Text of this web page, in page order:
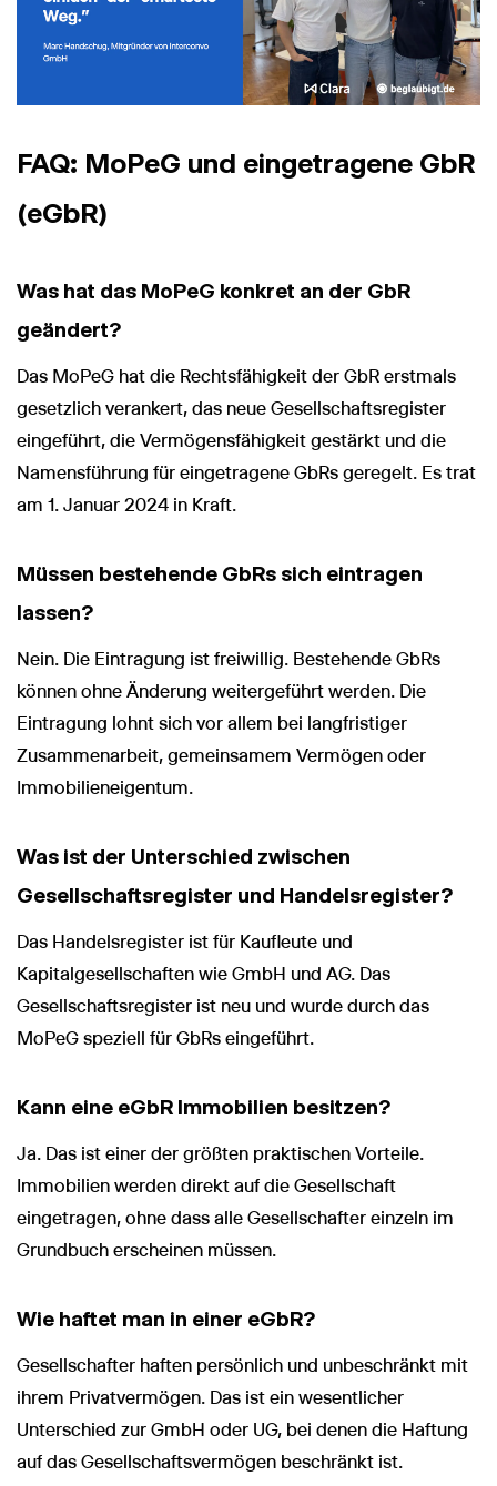
FAQ: MoPeG und eingetragene GbR
(eGbR)
Was hat das MoPeG konkret an der GbR
geändert?
Das MoPeG hat die Rechtsfähigkeit der GbR erstmals
gesetzlich verankert, das neue Gesellschaftsregister
eingeführt, die Vermögensfähigkeit gestärkt und die
Namensführung für eingetragene GbRs geregelt. Es trat
am 1. Januar 2024 in Kraft.
Müssen bestehende GbRs sich eintragen
lassen?
Nein. Die Eintragung ist freiwillig. Bestehende GbRs
können ohne Änderung weitergeführt werden. Die
Eintragung lohnt sich vor allem bei langfristiger
Zusammenarbeit, gemeinsamem Vermögen oder
Immobilieneigentum.
Was ist der Unterschied zwischen
Gesellschaftsregister und Handelsregister?
Das Handelsregister ist für Kaufleute und
Kapitalgesellschaften wie GmbH und AG. Das
Gesellschaftsregister ist neu und wurde durch das
MoPeG speziell für GbRs eingeführt.
Kann eine eGbR Immobilien besitzen?
Ja. Das ist einer der größten praktischen Vorteile.
Immobilien werden direkt auf die Gesellschaft
eingetragen, ohne dass alle Gesellschafter einzeln im
Grundbuch erscheinen müssen.
Wie haftet man in einer eGbR?
Gesellschafter haften persönlich und unbeschränkt mit
ihrem Privatvermögen. Das ist ein wesentlicher
Unterschied zur GmbH oder UG, bei denen die Haftung
auf das Gesellschaftsvermögen beschränkt ist.